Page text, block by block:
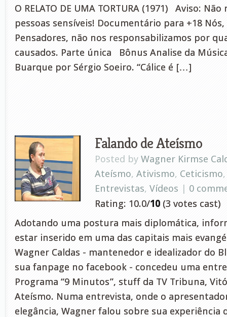
O RELATO DE UMA TORTURA (1971) Aviso:
pessoas sensíveis! Documentário para +18 Nós,
Pensadores, não nos responsabilizamos por
causados. Parte única Bônus Analise da Música
Buarque por Sérgio Soeiro. “Cálice é […]
Falando de Ateísmo
Posted by Wagner Kirmse
Ateísmo, Ativismo, Ceticismo
Entrevistas, Vídeos | 0
Rating: 10.0/10 (3 votes cast)
Adotando uma postura mais diplomática,
estar inserido em uma das capitais mais
Wagner Caldas - mantenedor e idealizador do
sua fanpage no facebook - concedeu uma
Programa “9 Minutos”, stuff da TV Tribuna,
Ateísmo. Numa entrevista, onde o
elegância, Wagner falou sobre sua experiência